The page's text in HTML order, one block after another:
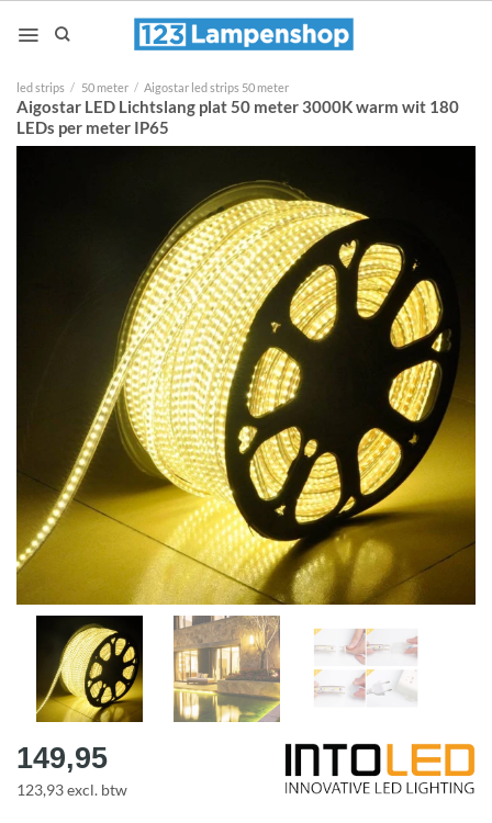
naar
led strips / 50 meter / Aigostar led strips 50 meter
Aigostar LED Lichtslang plat 50 meter 3000K warm wit 180
LEDs per meter IP65
149,95
123,93 excl. btw